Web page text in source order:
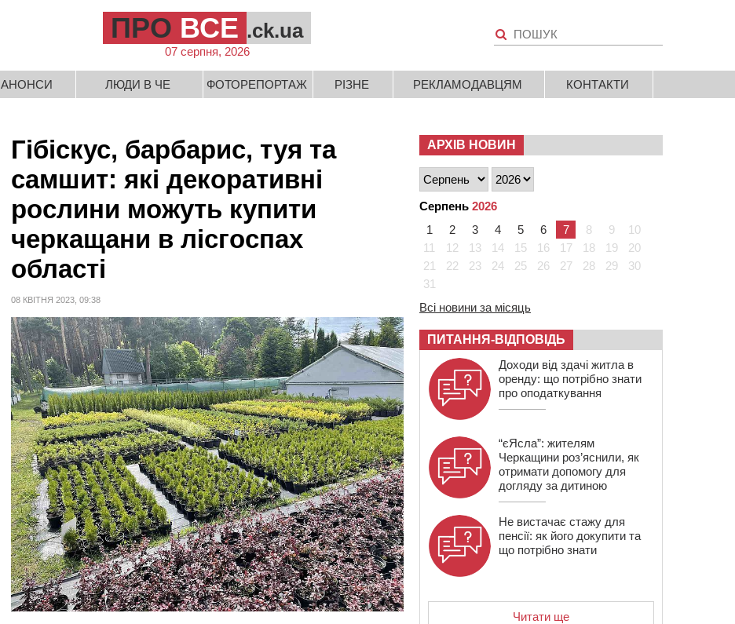
ПРО ВСЕ .ck.ua
07 серпня, 2026
АНОНСИ ЛЮДИ В ЧЕ ФОТОРЕПОРТАЖ РІЗНЕ РЕКЛАМОДАВЦЯМ КОНТАКТИ
Гібіскус, барбарис, туя та
самшит: які декоративні
рослини можуть купити
черкащани в лісгоспах
області
08 КВІТНЯ 2023, 09:38
АРХІВ НОВИН
Серпень 2026
1
2 3 4 5 6 7 8 9
10
11
12 13 14 15 16 17 18 19
20
21
22 23 24 25 26 27 28 29
30
31
Всі новини за місяць
ПИТАННЯ-ВІДПОВІДЬ
Доходи від здачі житла в
оренду: що потрібно знати
про оподаткування
“єЯсла”: жителям
Черкащини роз’яснили, як
отримати допомогу для
догляду за дитиною
Не вистачає стажу для
пенсії: як його докупити та
що потрібно знати
Читати ще